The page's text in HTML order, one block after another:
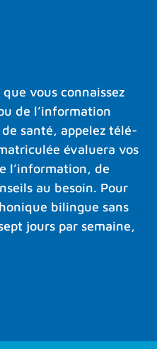
vous connaissez
de l’information
santé, appelez télé-
évaluera vos
l’information, de
au besoin. Pour
bilingue sans
jours par semaine,